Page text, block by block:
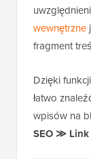
wewnętrzne
fragment
Dzięki
łatwo
wpisów na
SEO ≫ Link